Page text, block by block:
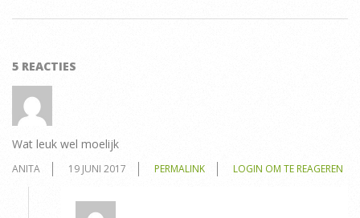
5 REACTIES
Wat leuk wel moelijk
ANITA 19 JUNI 2017 PERMALINK LOGIN OM TE REAGEREN